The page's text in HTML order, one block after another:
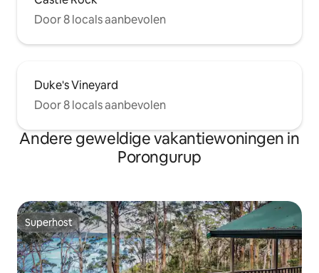
Door 8 locals aanbevolen
Duke's Vineyard
Door 8 locals aanbevolen
Andere geweldige vakantiewoningen in
Porongurup
Superhost
Superhost